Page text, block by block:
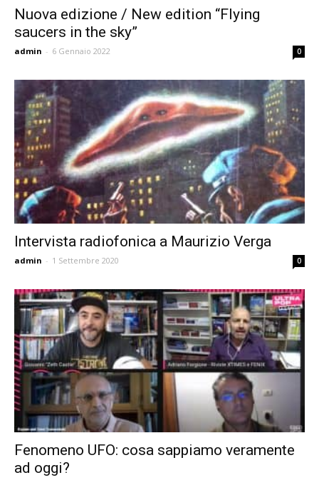
Nuova edizione / New edition “Flying
saucers in the sky”
admin - 6 Gennaio 2022 0
Intervista radiofonica a Maurizio Verga
admin - 1 Settembre 2020 0
Fenomeno UFO: cosa sappiamo veramente
ad oggi?